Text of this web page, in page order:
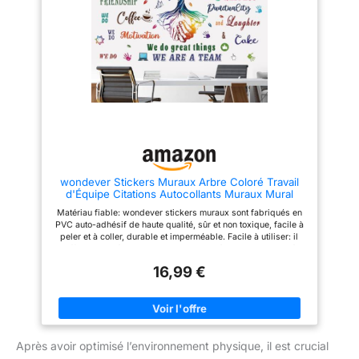
pour les enfants
Imaginés dans nos ateliers du
Nord de la France
wondever Stickers Muraux Arbre Coloré Travail
d'Équipe Citations Autocollants Muraux Mural
Bureau Salle de Cours
Matériau fiable: wondever stickers muraux sont fabriqués en
PVC auto-adhésif de haute qualité, sûr et non toxique, facile à
peler et à coller, durable et imperméable. Facile à utiliser: il
surfaces lisses, planes, sèches et propres, qui sont très
stickers muraux sont parfaits pour la décoration de la maison
ou la décoration de la pièce, telle que la salle à manger, la salle
de bain, la fenêtre, la porte et n'importe où ailleurs. Illuminez
cadeau unique. Détails des dimensions: contient 2 feuilles
16,99 €
Après avoir optimisé l’environnement physique, il est crucial